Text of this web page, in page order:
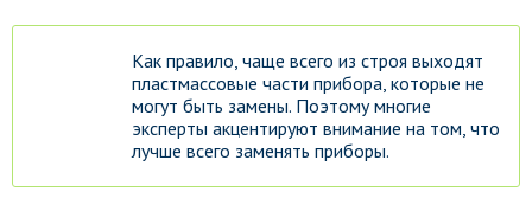
Как правило, чаще всего из строя выходят
пластмассовые части прибора, которые не
могут быть замены. Поэтому многие
эксперты акцентируют внимание на том, что
лучше всего заменять приборы.